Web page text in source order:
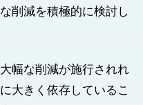
削減を積極的に検討し
幅な削減が施行されれ
大きく依存しているこ